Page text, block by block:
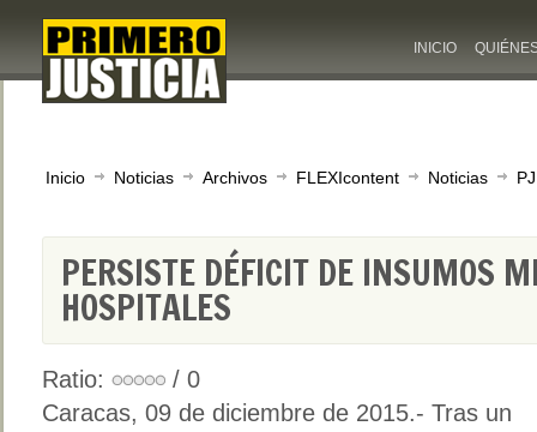
INICIO
Inicio Noticias Archivos FLEXIcontent Noticias
PERSISTE DÉFICIT DE INSUMOS
HOSPITALES
Ratio:
/ 0
Caracas, 09 de diciembre de 2015.- Tras un